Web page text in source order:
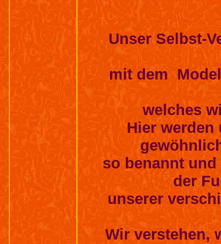
Unser Selbst-
mit dem
welches
Hier werden
so benannt
der
unserer
Wir verstehen,